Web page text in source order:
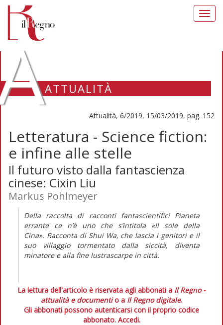
ATTUALITÀ
Attualità, 6/2019, 15/03/2019, pag. 152
Letteratura - Science fiction:
e infine alle stelle
Il futuro visto dalla fantascienza
cinese: Cixin Liu
Markus Pohlmeyer
Della raccolta di racconti fantascientifici Pianeta
errante ce n’è uno che s’intitola «Il sole della
Cina». Racconta di Shui Wa, che lascia i genitori e il
suo villaggio tormentato dalla siccità, diventa
minatore e alla fine lustrascarpe in città.
La lettura dell'articolo è riservata agli abbonati a Il Regno -
attualità e documentio a Il Regno digitale.
Gli abbonati possono autenticarsi con il proprio codice
abbonato. Accedi.